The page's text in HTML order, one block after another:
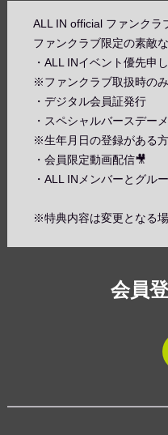
ALL IN official ファンクラ
ファンクラブ限定の素敵
・ALL INイベント優先申
※ファンクラブ取扱時のみ
・デジタル会員証発行
・スペシャルバースデー
※生年月日の登録がある
・会員限定動画配信🎥
・ALL INメンバーとグル
※特典内容は変更となる場
会員